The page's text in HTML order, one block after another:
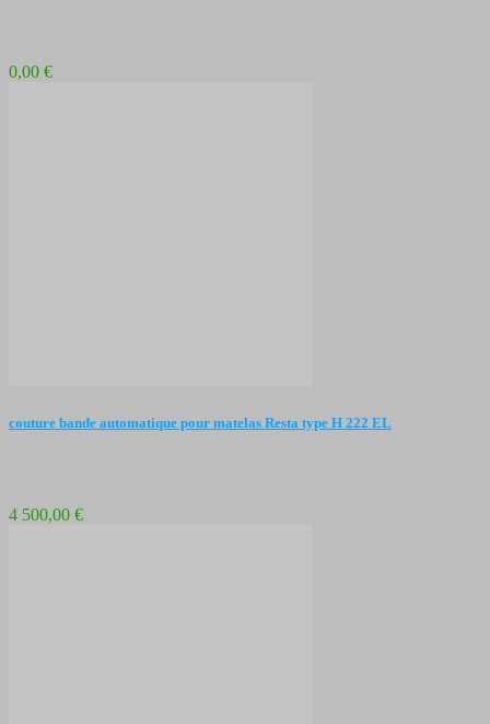
0,00 €
couture bande automatique pour matelas Resta type H 222 EL
4 500,00 €